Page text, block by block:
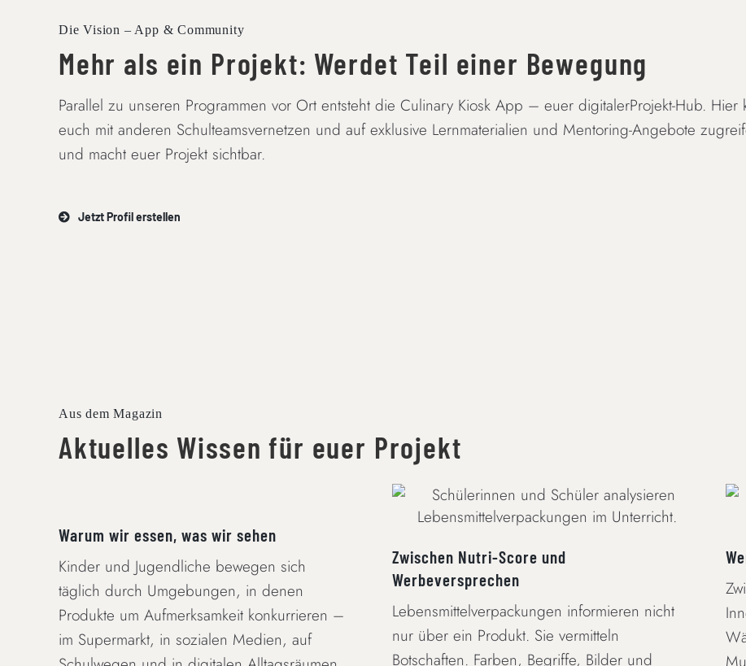
Die Vision – App & Community
Mehr als ein Projekt: Werdet Teil einer Bewegung
Parallel zu unseren Programmen vor Ort entsteht die Culinary Kiosk App – euer digitalerProjekt-Hub. Hier
euch mit anderen Schulteamsvernetzen und auf exklusive Lernmaterialien und Mentoring-Angebote
und macht euer Projekt sichtbar.
Jetzt Profil erstellen
Aus dem Magazin
Aktuelles Wissen für euer Projekt
Warum wir essen, was wir sehen
Kinder und Jugendliche bewegen sich
täglich durch Umgebungen, in denen
Produkte um Aufmerksamkeit konkurrieren –
im Supermarkt, in sozialen Medien, auf
ZWISCHEN NUTRI-SCORE UND
WERBEVERSPRECHEN
Zwischen Nutri-Score und
Werbeversprechen
Lebensmittelverpackungen informieren nicht
nur über ein Produkt. Sie vermitteln
Botschaften. Farben, Begriffe, Bilder und